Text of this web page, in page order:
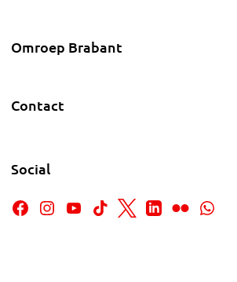
Omroep Brabant
Contact
Social